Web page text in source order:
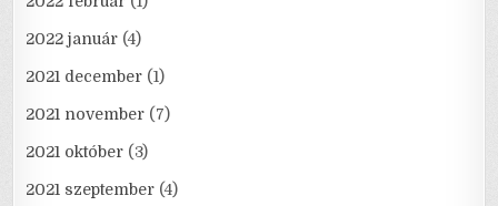
2022 január (4)
2021 december (1)
2021 november (7)
2021 október (3)
2021 szeptember (4)